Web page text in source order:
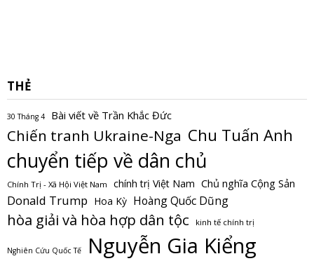
THẺ
30 Tháng 4 Bài viết về Trần Khắc Đức
Chiến tranh Ukraine-Nga Chu Tuấn Anh
chuyển tiếp về dân chủ
Chính Trị - Xã Hội Việt Nam chính trị Việt Nam Chủ nghĩa Cộng Sản
Donald Trump Hoa Kỳ Hoàng Quốc Dũng
hòa giải và hòa hợp dân tộc kinh tế chính trị
Nghiên Cứu Quốc Tế Nguyễn Gia Kiểng